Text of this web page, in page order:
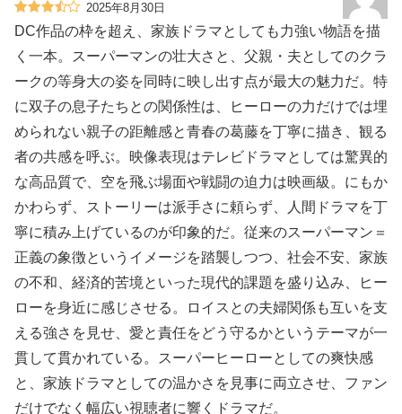
2025年8月30日
DC作品の枠を超え、家族ドラマとしても力強い物語を描
く一本。スーパーマンの壮大さと、父親・夫としてのクラ
ークの等身大の姿を同時に映し出す点が最大の魅力だ。特
に双子の息子たちとの関係性は、ヒーローの力だけでは埋
められない親子の距離感と青春の葛藤を丁寧に描き、観る
者の共感を呼ぶ。映像表現はテレビドラマとしては驚異的
な高品質で、空を飛ぶ場面や戦闘の迫力は映画級。にもか
かわらず、ストーリーは派手さに頼らず、人間ドラマを丁
寧に積み上げているのが印象的だ。従来のスーパーマン＝
正義の象徴というイメージを踏襲しつつ、社会不安、家族
の不和、経済的苦境といった現代的課題を盛り込み、ヒー
ローを身近に感じさせる。ロイスとの夫婦関係も互いを支
える強さを見せ、愛と責任をどう守るかというテーマが一
貫して貫かれている。スーパーヒーローとしての爽快感
と、家族ドラマとしての温かさを見事に両立させ、ファン
だけでなく幅広い視聴者に響くドラマだ。